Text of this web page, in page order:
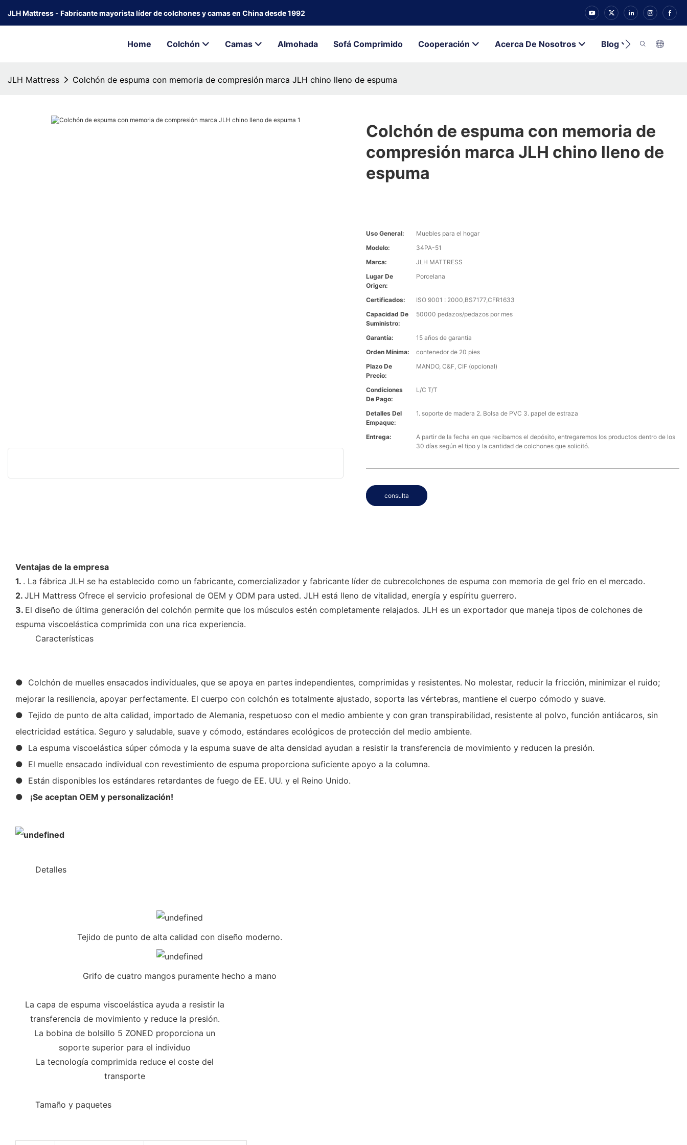
JLH Mattress - Fabricante mayorista líder de colchones y camas en China desde 1992
Home Colchón Camas Almohada Sofá Comprimido Cooperación Acerca De Nosotros Blog Contacto
JLH Mattress Colchón de espuma con memoria de compresión marca JLH chino lleno de espuma
Colchón de espuma con memoria de
compresión marca JLH chino lleno de
espuma
Uso General:
Muebles para el hogar
Modelo:
34PA-51
Marca:
JLH MATTRESS
Lugar De
Origen:
Porcelana
Certificados:
ISO 9001 : 2000,BS7177,CFR1633
Capacidad De
Suministro:
50000 pedazos/pedazos por mes
Garantía:
15 años de garantía
Orden Mínima:
contenedor de 20 pies
Plazo De
Precio:
MANDO, C&F, CIF (opcional)
Condiciones
De Pago:
L/C T/T
Detalles Del
Empaque:
1. soporte de madera 2. Bolsa de PVC 3. papel de estraza
Entrega:
A partir de la fecha en que recibamos el depósito, entregaremos los productos dentro de los
30 días según el tipo y la cantidad de colchones que solicitó.
consulta
Ventajas de la empresa
1. . La fábrica JLH se ha establecido como un fabricante, comercializador y fabricante líder de cubrecolchones de espuma con memoria de gel frío en el mercado.
2. JLH Mattress Ofrece el servicio profesional de OEM y ODM para usted. JLH está lleno de vitalidad, energía y espíritu guerrero.
3. El diseño de última generación del colchón permite que los músculos estén completamente relajados. JLH es un exportador que maneja tipos de colchones de
espuma viscoelástica comprimida con una rica experiencia.
Características
● Colchón de muelles ensacados individuales, que se apoya en partes independientes, comprimidas y resistentes. No molestar, reducir la fricción, minimizar el ruido;
mejorar la resiliencia, apoyar perfectamente. El cuerpo con colchón es totalmente ajustado, soporta las vértebras, mantiene el cuerpo cómodo y suave.
● Tejido de punto de alta calidad, importado de Alemania, respetuoso con el medio ambiente y con gran transpirabilidad, resistente al polvo, función antiácaros, sin
electricidad estática. Seguro y saludable, suave y cómodo, estándares ecológicos de protección del medio ambiente.
● La espuma viscoelástica súper cómoda y la espuma suave de alta densidad ayudan a resistir la transferencia de movimiento y reducen la presión.
● El muelle ensacado individual con revestimiento de espuma proporciona suficiente apoyo a la columna.
● Están disponibles los estándares retardantes de fuego de EE. UU. y el Reino Unido.
●
¡Se aceptan OEM y personalización!
Detalles
Tejido de punto de alta calidad con diseño moderno.
Grifo de cuatro mangos puramente hecho a mano
La capa de espuma viscoelástica ayuda a resistir la
transferencia de movimiento y reduce la presión.
La bobina de bolsillo 5 ZONED proporciona un
soporte superior para el individuo
La tecnología comprimida reduce el coste del
transporte
Tamaño y paquetes